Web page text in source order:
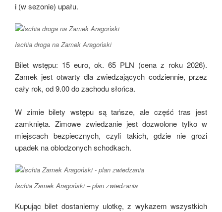
i (w sezonie) upału.
Ischia droga na Zamek Aragoński
Bilet wstępu: 15 euro, ok. 65 PLN (cena z roku 2026).
Zamek jest otwarty dla zwiedzających codziennie, przez
cały rok, od 9.00 do zachodu słońca.
W zimie bilety wstępu są tańsze, ale część tras jest
zamknięta. Zimowe zwiedzanie jest dozwolone tylko w
miejscach bezpiecznych, czyli takich, gdzie nie grozi
upadek na oblodzonych schodkach.
Ischia Zamek Aragoński – plan zwiedzania
Kupując bilet dostaniemy ulotkę, z wykazem wszystkich